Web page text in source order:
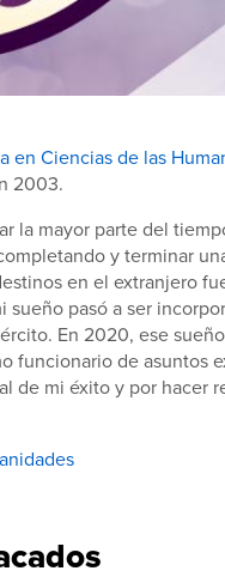
en Ciencias de las
2003.
la mayor parte del
y terminar
en el extranjero
sueño pasó a ser
En 2020, ese
funcionario de asuntos
de mi éxito y por hacer